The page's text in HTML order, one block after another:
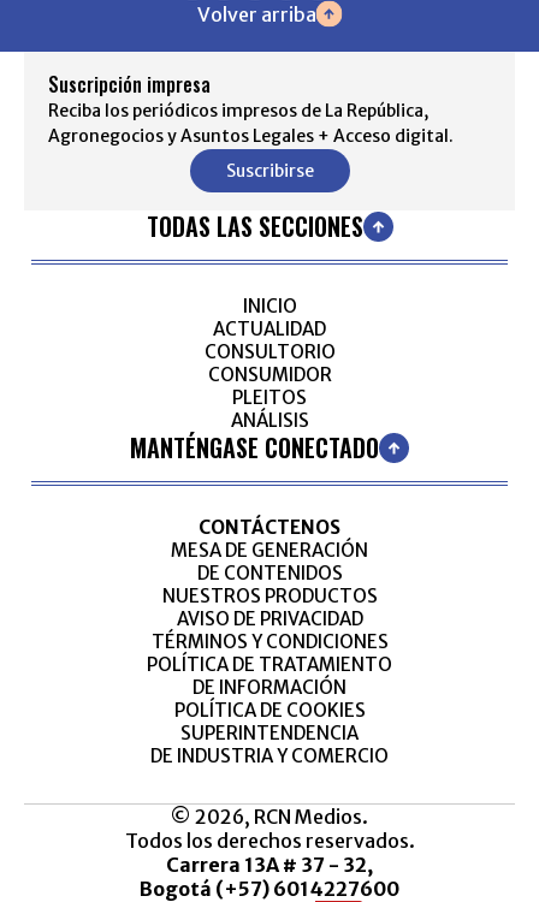
Volver arriba
Suscripción impresa
Reciba los periódicos impresos de La República,
Agronegocios y Asuntos Legales + Acceso digital.
Suscribirse
TODAS LAS SECCIONES
INICIO
ACTUALIDAD
CONSULTORIO
CONSUMIDOR
PLEITOS
ANÁLISIS
MANTÉNGASE CONECTADO
CONTÁCTENOS
MESA DE GENERACIÓN
DE CONTENIDOS
NUESTROS PRODUCTOS
AVISO DE PRIVACIDAD
TÉRMINOS Y CONDICIONES
POLÍTICA DE TRATAMIENTO
DE INFORMACIÓN
POLÍTICA DE COOKIES
SUPERINTENDENCIA
DE INDUSTRIA Y COMERCIO
© 2026, RCN Medios.
Todos los derechos reservados.
Carrera 13A # 37 - 32,
Bogotá (+57) 6014227600